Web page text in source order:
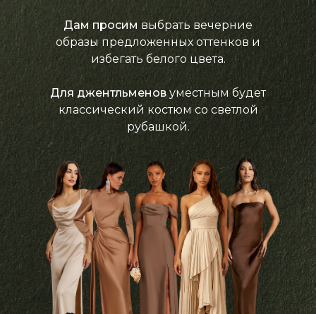
Дам просим выбрать вечерние
образы предложенных оттенков и
избегать белого цвета.
Для джентльменовуместным будет
классический костюм со светлой
рубашкой.